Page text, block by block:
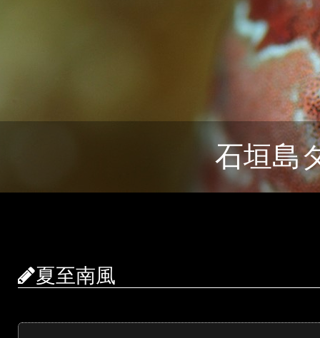
石垣島
夏至南風